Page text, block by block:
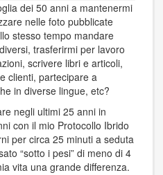
dei 50 anni a mantenermi
nelle foto pubblicate
stesso tempo mandare
trasferirmi per lavoro
scrivere libri e articoli,
clienti, partecipare a
in diverse lingue, etc?
negli ultimi 25 anni in
con il mio Protocollo Ibrido
per circa 25 minuti a seduta
“sotto i pesi” di meno di 4
vita una grande differenza.